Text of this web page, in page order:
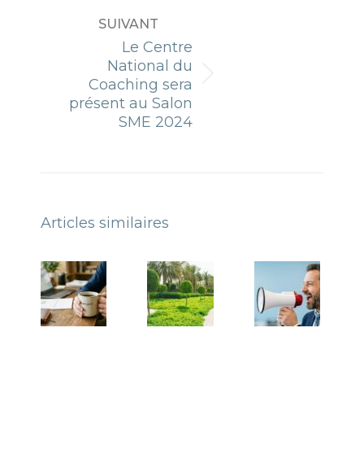
SUIVANT
Article
suivant
:
Le Centre
National du
Coaching sera
présent au Salon
SME 2024
Articles similaires
La charge
mentale
du
dirigeant :
Dirigeants
de
sociétés
d’espaces